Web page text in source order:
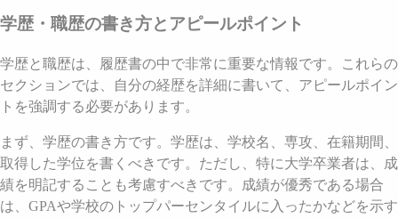
学歴・職歴の書き方とアピールポイント
学歴と職歴は、履歴書の中で非常に重要な情報です。これらの
セクションでは、自分の経歴を詳細に書いて、アピールポイン
トを強調する必要があります。
まず、学歴の書き方です。学歴は、学校名、専攻、在籍期間、
取得した学位を書くべきです。ただし、特に大学卒業者は、成
績を明記することも考慮すべきです。成績が優秀である場合
は、GPAや学校のトップパーセンタイルに入ったかなどを示す